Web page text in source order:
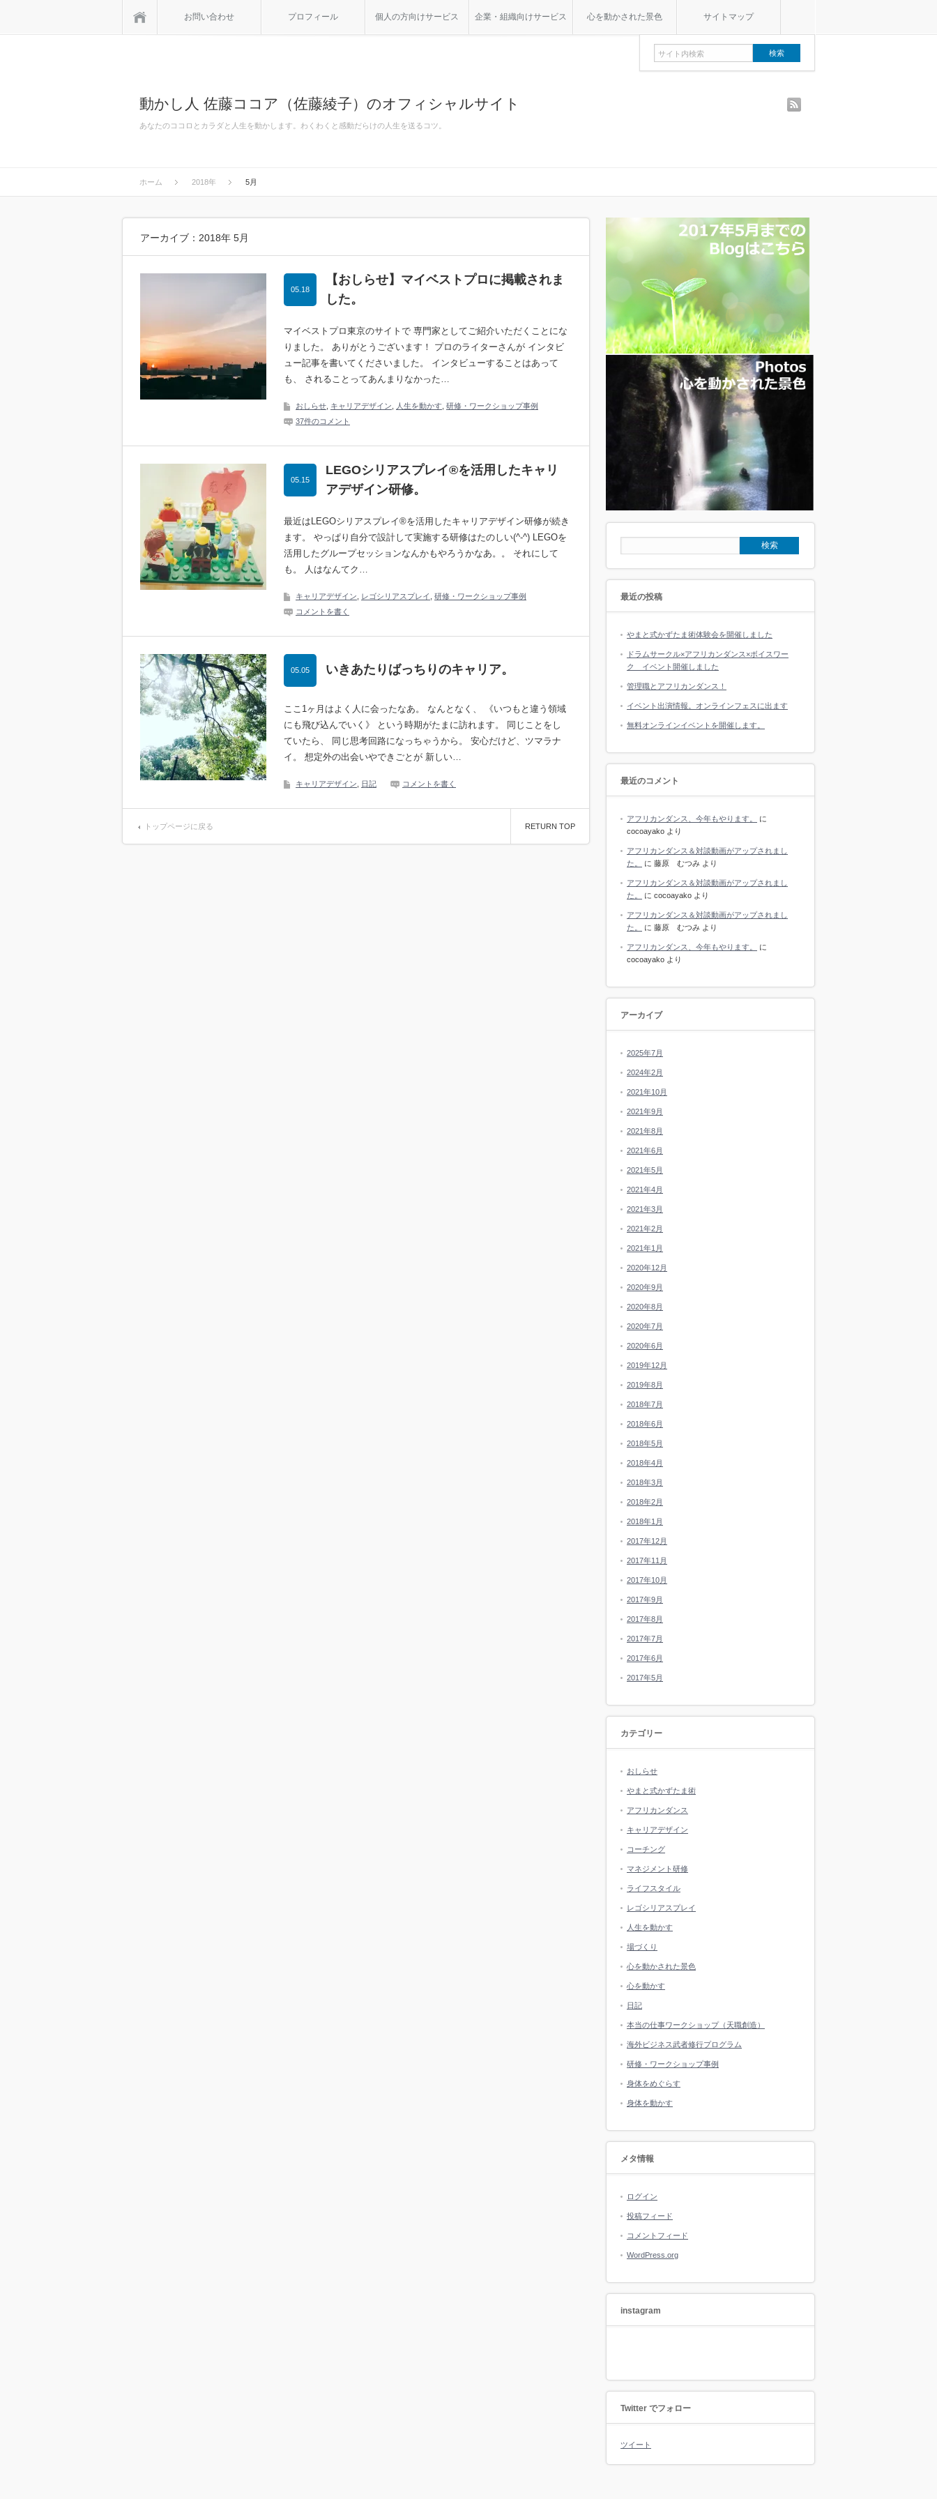
お問い合わせ プロフィール 個人の方向けサービス 企業・組織向けサービス 心を動かされた景色 サイトマップ
動かし人 佐藤ココア（佐藤綾子）のオフィシャルサイト
あなたのココロとカラダと人生を動かします。わくわくと感動だらけの人生を送るコツ。
ホーム 2018年 5月
アーカイブ：2018年 5月
【おしらせ】マイベストプロに掲載されま
した。
05.18
マイベストプロ東京のサイトで 専門家としてご紹介いただくことにな
りました。 ありがとうございます！ プロのライターさんが インタビ
ュー記事を書いてくださいました。 インタビューすることはあって
も、 されることってあんまりなかった…
おしらせ キャリアデザイン 人生を動かす 研修・ワークショップ事例
37件のコメント
LEGOシリアスプレイ®️を活用したキャリ
アデザイン研修。
05.15
最近はLEGOシリアスプレイ®️を活用したキャリアデザイン研修が続き
ます。 やっぱり自分で設計して実施する研修はたのしい(^-^) LEGOを
活用したグループセッションなんかもやろうかなあ。。 それにして
も。 人はなんてク…
キャリアデザイン レゴシリアスプレイ
研修・ワークショップ事例
コメントを書く
いきあたりばっちりのキャリア。
05.05
ここ1ヶ月はよく人に会ったなあ。 なんとなく、 《いつもと違う領域
にも飛び込んでいく》 という時期がたまに訪れます。 同じことをし
ていたら、 同じ思考回路になっちゃうから。 安心だけど、ツマラナ
イ。 想定外の出会いやできごとが 新しい…
キャリアデザイン 日記 コメントを書く
トップページに戻る RETURN TOP
最近の投稿
やまと式かずたま術体験会を開催しました
ドラムサークル×アフリカンダンス×ボイスワー
ク イベント開催しました
管理職とアフリカンダンス！
イベント出演情報。オンラインフェスに出ます
無料オンラインイベントを開催します。
最近のコメント
アフリカンダンス、今年もやります。
に
cocoayako より
アフリカンダンス＆対談動画がアップされまし
た。
に 藤原 むつみ より
アフリカンダンス＆対談動画がアップされまし
た。
に cocoayako より
アフリカンダンス＆対談動画がアップされまし
た。
に 藤原 むつみ より
アフリカンダンス、今年もやります。
に
cocoayako より
アーカイブ
2025年7月
2024年2月
2021年10月
2021年9月
2021年8月
2021年6月
2021年5月
2021年4月
2021年3月
2021年2月
2021年1月
2020年12月
2020年9月
2020年8月
2020年7月
2020年6月
2019年12月
2019年8月
2018年7月
2018年6月
2018年5月
2018年4月
2018年3月
2018年2月
2018年1月
2017年12月
2017年11月
2017年10月
2017年9月
2017年8月
2017年7月
2017年6月
2017年5月
カテゴリー
おしらせ
やまと式かずたま術
アフリカンダンス
キャリアデザイン
コーチング
マネジメント研修
ライフスタイル
レゴシリアスプレイ
人生を動かす
場づくり
心を動かされた景色
心を動かす
日記
本当の仕事ワークショップ（天職創造）
海外ビジネス武者修行プログラム
研修・ワークショップ事例
身体をめぐらす
身体を動かす
メタ情報
ログイン
投稿フィード
コメントフィード
WordPress.org
instagram
Twitter でフォロー
ツイート